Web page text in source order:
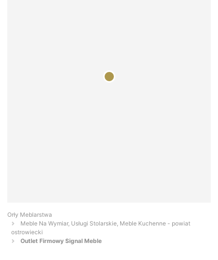
Orły Meblarstwa
Meble Na Wymiar, Usługi Stolarskie, Meble Kuchenne - powiat
ostrowiecki
Outlet Firmowy Signal Meble